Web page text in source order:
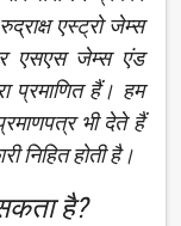
एस्ट्रो जेम्स
एसएस जेम्स एंड
प्रमाणित हैं। हम
भी देते हैं
निहित होती है।
है?